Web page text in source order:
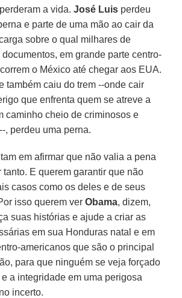
a vida.José Luis perdeu
e parte de uma mão ao cair da
sobre o qual milhares de
documentos, em grande parte centro-
o México até chegar aos EUA.
também caiu do trem --onde cair
que enfrenta quem se atreve a
caminho cheio de criminosos e
, perdeu uma perna.
em afirmar que não valia a pena
tanto. E querem garantir que não
casos como os deles e de seus
isso querem verObama, dizem,
suas histórias e ajude a criar as
em sua Honduras natal e em
americanos que são o principal
para que ninguém se veja forçado
a integridade em uma perigosa
incerto.